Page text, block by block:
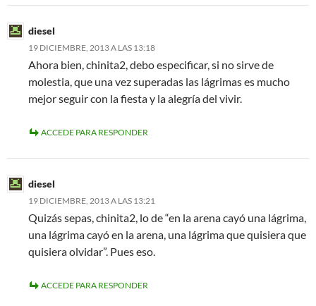
diesel
19 DICIEMBRE, 2013 A LAS 13:18
Ahora bien, chinita2, debo especificar, si no sirve de
molestia, que una vez superadas las lágrimas es mucho
mejor seguir con la fiesta y la alegría del vivir.
ACCEDE PARA RESPONDER
diesel
19 DICIEMBRE, 2013 A LAS 13:21
Quizás sepas, chinita2, lo de “en la arena cayó una lágrima,
una lágrima cayó en la arena, una lágrima que quisiera que
quisiera olvidar”. Pues eso.
ACCEDE PARA RESPONDER